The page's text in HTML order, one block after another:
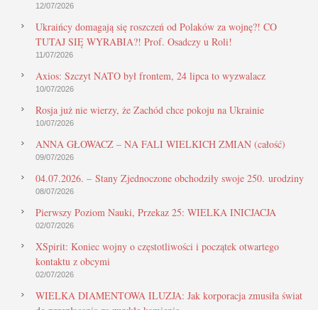
12/07/2026
Ukraińcy domagają się roszczeń od Polaków za wojnę?! CO
TUTAJ SIĘ WYRABIA?! Prof. Osadczy u Roli!
11/07/2026
Axios: Szczyt NATO był frontem, 24 lipca to wyzwalacz
10/07/2026
Rosja już nie wierzy, że Zachód chce pokoju na Ukrainie
10/07/2026
ANNA GŁOWACZ – NA FALI WIELKICH ZMIAN (całość)
09/07/2026
04.07.2026. – Stany Zjednoczone obchodziły swoje 250. urodziny
08/07/2026
Pierwszy Poziom Nauki, Przekaz 25: WIELKA INICJACJA
02/07/2026
XSpirit: Koniec wojny o częstotliwości i początek otwartego
kontaktu z obcymi
02/07/2026
WIELKA DIAMENTOWA ILUZJA: Jak korporacja zmusiła świat